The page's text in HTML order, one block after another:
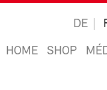
DE
HOME SHOP